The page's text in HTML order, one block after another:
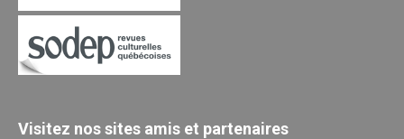
Visitez nos sites amis et partenaires